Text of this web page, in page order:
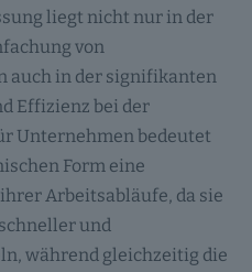
liegt nicht nur in der
von
auch in der signifikanten
Effizienz bei der
Unternehmen bedeutet
Form eine
Arbeitsabläufe, da sie
und
während gleichzeitig die